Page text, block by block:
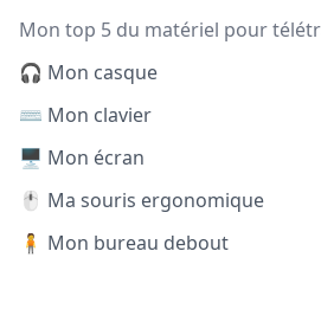
Mon top 5 du matériel pour
🎧 Mon casque
⌨️ Mon clavier
🖥️ Mon écran
🖱️ Ma souris ergonomique
🧍 Mon bureau debout